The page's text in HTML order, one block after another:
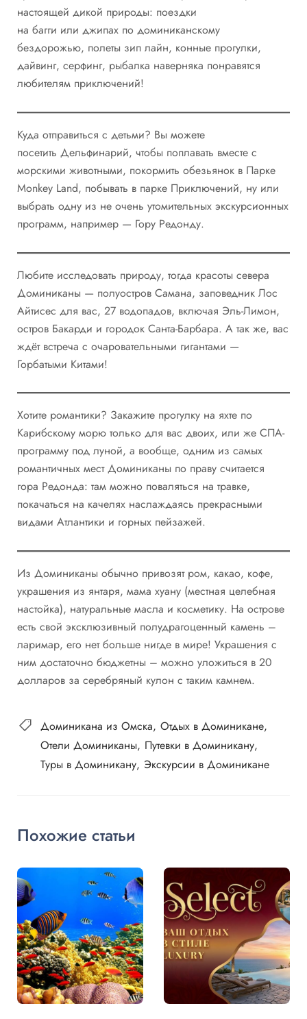
настоящей дикой природы: поездки
на багги или джипах по доминиканскому
бездорожью, полеты зип лайн, конные прогулки,
дайвинг, серфинг, рыбалка наверняка понравятся
любителям приключений!
Куда отправиться с детьми? Вы можете
посетить Дельфинарий, чтобы поплавать вместе с
морскими животными, покормить обезьянок в Парке
Monkey Land, побывать в парке Приключений, ну или
выбрать одну из не очень утомительных экскурсионных
программ, например — Гору Редонду.
Любите исследовать природу, тогда красоты севера
Доминиканы — полуостров Самана, заповедник Лос
Айтисес для вас, 27 водопадов, включая Эль-Лимон,
остров Бакарди и городок Санта-Барбара. А так же, вас
ждёт встреча с очаровательными гигантами —
Горбатыми Китами!
Хотите романтики? Закажите прогулку на яхте по
Карибскому морю только для вас двоих, или же СПА-
программу под луной, а вообще, одним из самых
романтичных мест Доминиканы по праву считается
гора Редонда: там можно поваляться на травке,
покачаться на качелях наслаждаясь прекрасными
видами Атлантики и горных пейзажей.
Из Доминиканы обычно привозят ром, какао, кофе,
украшения из янтаря, мама хуану (местная целебная
настойка), натуральные масла и косметику. На острове
есть свой эксклюзивный полудрагоценный камень –
ларимар, его нет больше нигде в мире! Украшения с
ним достаточно бюджетны – можно уложиться в 20
долларов за серебряный кулон с таким камнем.
Доминикана из Омска Отдых в Доминикане
Отели Доминиканы Путевки в Доминикану
Туры в Доминикану Экскурсии в Доминикане
Похожие статьи